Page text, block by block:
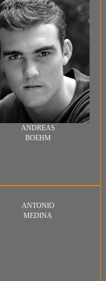
ANDREAS
BOEHM
ANTONIO
MEDINA